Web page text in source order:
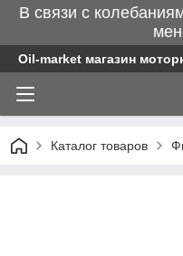
В связи с
Oil-market магазин
Каталог товаров